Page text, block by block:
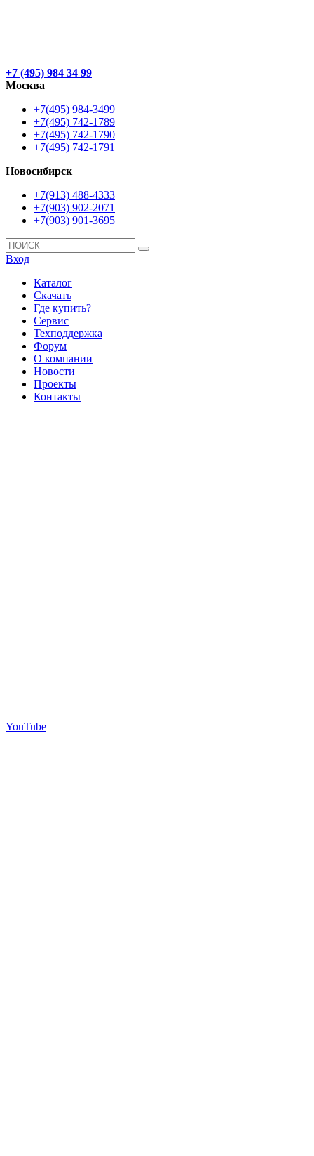
+7 (495) 984 34 99
Москва
+7(495) 984-3499
+7(495) 742-1789
+7(495) 742-1790
+7(495) 742-1791
Новосибирск
+7(913) 488-4333
+7(903) 902-2071
+7(903) 901-3695
Вход
Каталог
Скачать
Где купить?
Сервис
Техподдержка
Форум
О компании
Новости
Проекты
Контакты
YouTube